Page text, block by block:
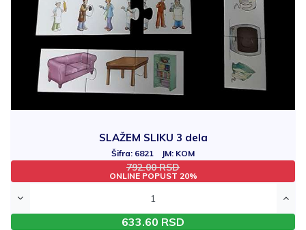
SLAŽEM SLIKU 3 dela
Šifra: 6821 JM: KOM
792.00 RSD
ONLINE POPUST 20%
633.60 RSD